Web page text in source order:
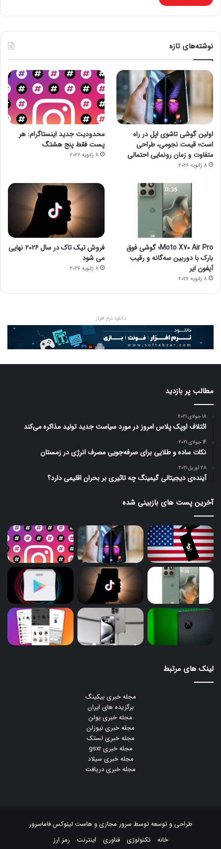
نوشته‌های تازه
اولین گوشی تاشوی اپل در راه
است؛ قیمت نجومی، طراحی
متفاوت و زمان رونمایی احتمالی
8 ژانویه 2026
محدودیت جدید اینستاگرام: هر
پست فقط پنج هشتگ
8 ژانویه 2026
Moto X70 Air Pro؛ گوشی فوق
بارک با دوربین سه‌گانه و رقیب
آیفون ایر
8 ژانویه 2026
فروش تیک تاک در سال ۲۰۲۶ نهایی
می شود
8 ژانویه 2026
دانلود نرم افزار
مطالب پر بازدید
18 جولای 2021
ائتلاف اوپک پلاس امروز در مورد سیاست جدید تولید مذاکره می‌کند
14 جولای 2021
نکات ساده و طلایی برای صرفه‌جویی مصرف انرژی در زمستان
28 آوریل 2021
آینده‌ی دیجیتالی گیمینگ چه تاثیری بر بحران اقلیمی دارد؟
آخرین پست های بازبینی شده
لینک های مرتبط
مجله خبری بیکینگ
برگزیده های ایران
مجله خبری یولن
مجله خبری نیوزلن
مجله خبری لستک
مجله خبری gsxr
مجله خبری سیلاد
مجله خبری دریافت
طراحی و توسعه توسط سرور مجازیو هاست لینوکسفاماسرور
خانه
تکنولوژی فناوری اینترنت رمز ارز